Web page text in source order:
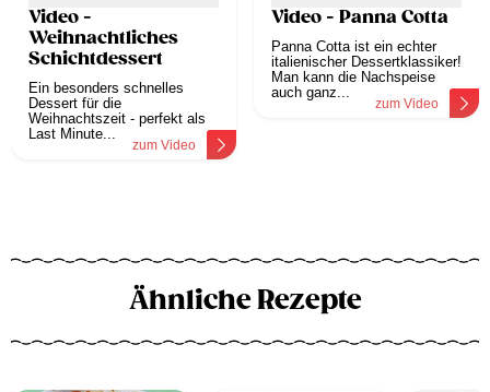
Video -
Weihnachtliches
Schichtdessert
Ein besonders schnelles
Dessert für die
Weihnachtszeit - perfekt als
Last Minute...
zum Video
Video - Panna Cotta
Panna Cotta ist ein echter
italienischer Dessertklassiker!
Man kann die Nachspeise
auch ganz...
zum Video
Ähnliche Rezepte